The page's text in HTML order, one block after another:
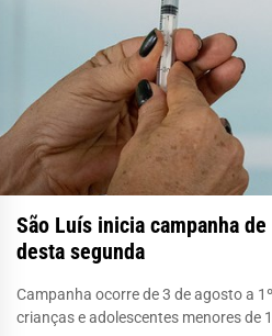
São Luís inicia campanha
desta segunda
Campanha ocorre de 3 de agosto a
crianças e adolescentes menores de